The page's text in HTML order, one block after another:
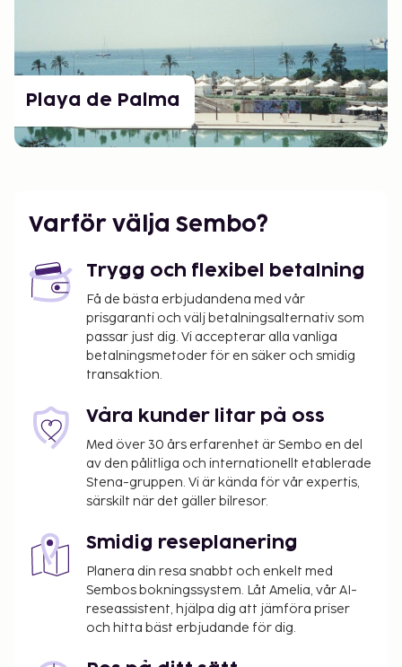
Playa de Palma
Varför välja Sembo?
Trygg och flexibel betalning
Få de bästa erbjudandena med vår
prisgaranti och välj betalningsalternativ som
passar just dig. Vi accepterar alla vanliga
betalningsmetoder för en säker och smidig
transaktion.
Våra kunder litar på oss
Med över 30 års erfarenhet är Sembo en del
av den pålitliga och internationellt etablerade
Stena-gruppen. Vi är kända för vår expertis,
särskilt när det gäller bilresor.
Smidig reseplanering
Planera din resa snabbt och enkelt med
Sembos bokningssystem. Låt Amelia, vår AI-
reseassistent, hjälpa dig att jämföra priser
och hitta bäst erbjudande för dig.